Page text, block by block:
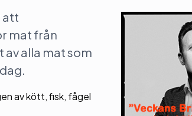
att
mat från
alla mat som
av kött, fisk, fågel